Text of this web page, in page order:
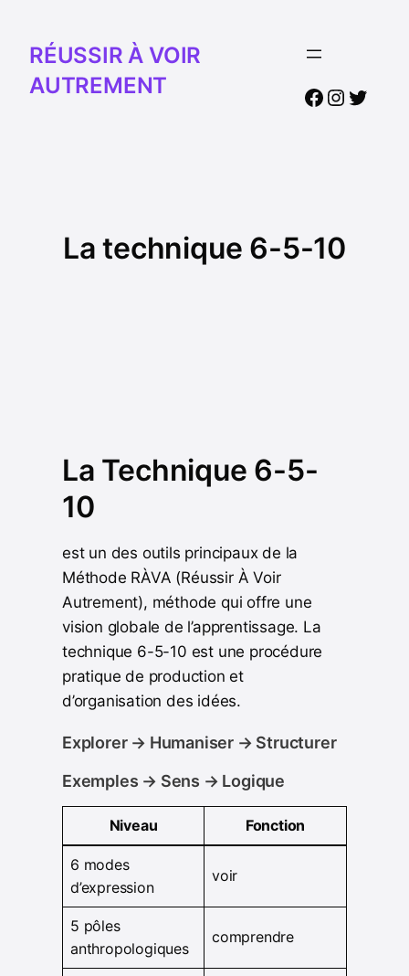
RÉUSSIR À VOIR
AUTREMENT
Facebook
La technique 6-5-10
La Technique 6-5-
10
est un des outils principaux de la
Méthode RÀVA (Réussir À Voir
Autrement), méthode qui offre une
vision globale de l’apprentissage. La
technique 6-5-10 est une procédure
pratique de production et
d’organisation des idées.
Explorer → Humaniser → Structurer
Exemples → Sens → Logique
Niveau Fonction
6 modes
d’expression
voir
5 pôles
anthropologiques
comprendre